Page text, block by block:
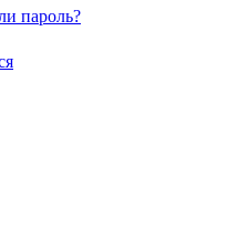
пароль?